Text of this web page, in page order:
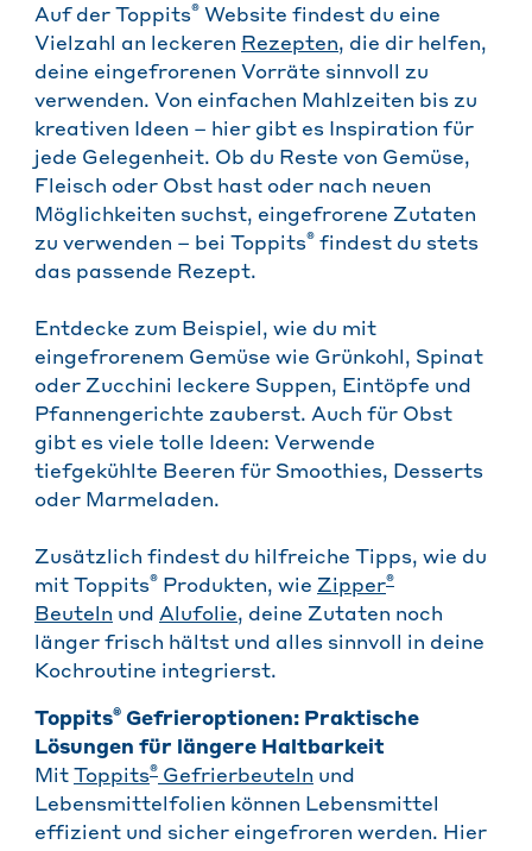
Auf der Toppits® Website findest du eine
Vielzahl an leckeren Rezepten, die dir helfen,
deine eingefrorenen Vorräte sinnvoll zu
verwenden. Von einfachen Mahlzeiten bis zu
kreativen Ideen – hier gibt es Inspiration für
jede Gelegenheit. Ob du Reste von Gemüse,
Fleisch oder Obst hast oder nach neuen
Möglichkeiten suchst, eingefrorene Zutaten
zu verwenden – bei Toppits® findest du stets
das passende Rezept.
Entdecke zum Beispiel, wie du mit
eingefrorenem Gemüse wie Grünkohl, Spinat
oder Zucchini leckere Suppen, Eintöpfe und
Pfannengerichte zauberst. Auch für Obst
gibt es viele tolle Ideen: Verwende
tiefgekühlte Beeren für Smoothies, Desserts
oder Marmeladen.
Zusätzlich findest du hilfreiche Tipps, wie du
mit Toppits® Produkten, wie Zipper®
Beuteln und Alufolie, deine Zutaten noch
länger frisch hältst und alles sinnvoll in deine
Kochroutine integrierst.
Toppits® Gefrieroptionen: Praktische
Lösungen für längere Haltbarkeit
Mit Toppits® Gefrierbeuteln und
Lebensmittelfolien können Lebensmittel
effizient und sicher eingefroren werden. Hier